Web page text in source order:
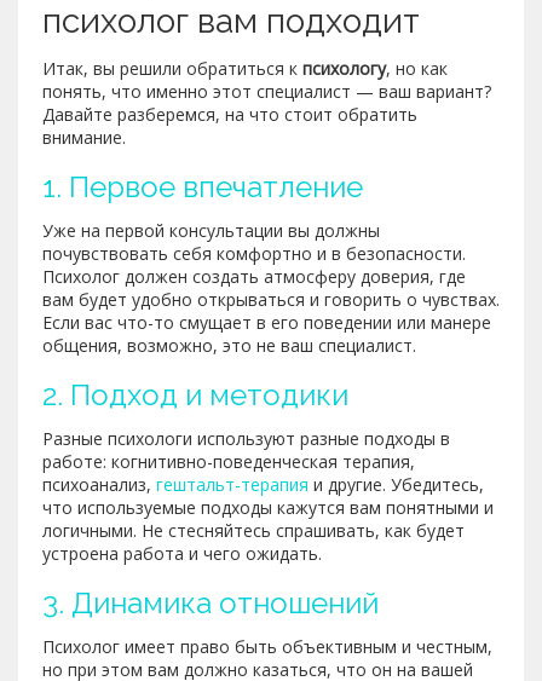
психолог вам подходит
Итак, вы решили обратиться к психологу, но как
понять, что именно этот специалист — ваш вариант?
Давайте разберемся, на что стоит обратить
внимание.
1. Первое впечатление
Уже на первой консультации вы должны
почувствовать себя комфортно и в безопасности.
Психолог должен создать атмосферу доверия, где
вам будет удобно открываться и говорить о чувствах.
Если вас что-то смущает в его поведении или манере
общения, возможно, это не ваш специалист.
2. Подход и методики
Разные психологи используют разные подходы в
работе: когнитивно-поведенческая терапия,
психоанализ, гештальт-терапия и другие. Убедитесь,
что используемые подходы кажутся вам понятными и
логичными. Не стесняйтесь спрашивать, как будет
устроена работа и чего ожидать.
3. Динамика отношений
Психолог имеет право быть объективным и честным,
но при этом вам должно казаться, что он на вашей